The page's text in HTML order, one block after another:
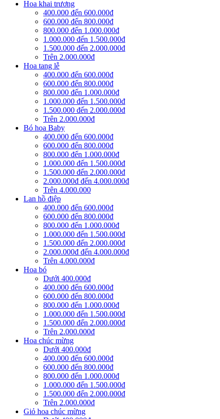
Hoa khai trương
400.000 đến 600.000đ
600.000 đến 800.000đ
800.000 đến 1.000.000đ
1.000.000 đến 1.500.000đ
1.500.000 đến 2.000.000đ
Trên 2.000.000đ
Hoa tang lễ
400.000 đến 600.000đ
600.000 đến 800.000đ
800.000 đến 1.000.000đ
1.000.000 đến 1.500.000đ
1.500.000 đến 2.000.000đ
Trên 2.000.000đ
Bó hoa Baby
400.000 đến 600.000đ
600.000 đến 800.000đ
800.000 đến 1.000.000đ
1.000.000 đến 1.500.000đ
1.500.000 đến 2.000.000đ
2.000.000đ đến 4.000.000đ
Trên 4.000.000
Lan hồ điệp
400.000 đến 600.000đ
600.000 đến 800.000đ
800.000 đến 1.000.000đ
1.000.000 đến 1.500.000đ
1.500.000 đến 2.000.000đ
2.000.000đ đến 4.000.000đ
Trên 4.000.000đ
Hoa bó
Dưới 400.000đ
400.000 đến 600.000đ
600.000 đến 800.000đ
800.000 đến 1.000.000đ
1.000.000 đến 1.500.000đ
1.500.000 đến 2.000.000đ
Trên 2.000.000đ
Hoa chúc mừng
Dưới 400.000đ
400.000 đến 600.000đ
600.000 đến 800.000đ
800.000 đến 1.000.000đ
1.000.000 đến 1.500.000đ
1.500.000 đến 2.000.000đ
Trên 2.000.000đ
Giỏ hoa chúc mừng